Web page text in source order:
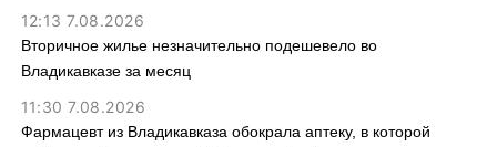
12:13 7.08.2026
Вторичное жилье незначительно подешевело во
Владикавказе за месяц
11:30 7.08.2026
Фармацевт из Владикавказа обокрала аптеку, в которой